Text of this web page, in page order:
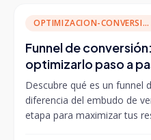
OPTIMIZACION-CONVERSION
Funnel de
optimizarlo paso a
Descubre qué es un funnel
diferencia del embudo de
etapa para maximizar tus